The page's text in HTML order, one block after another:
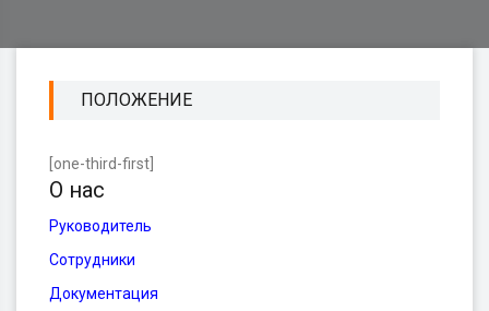
ПОЛОЖЕНИЕ
[one-third-first]
О нас
Руководитель
Сотрудники
Документация